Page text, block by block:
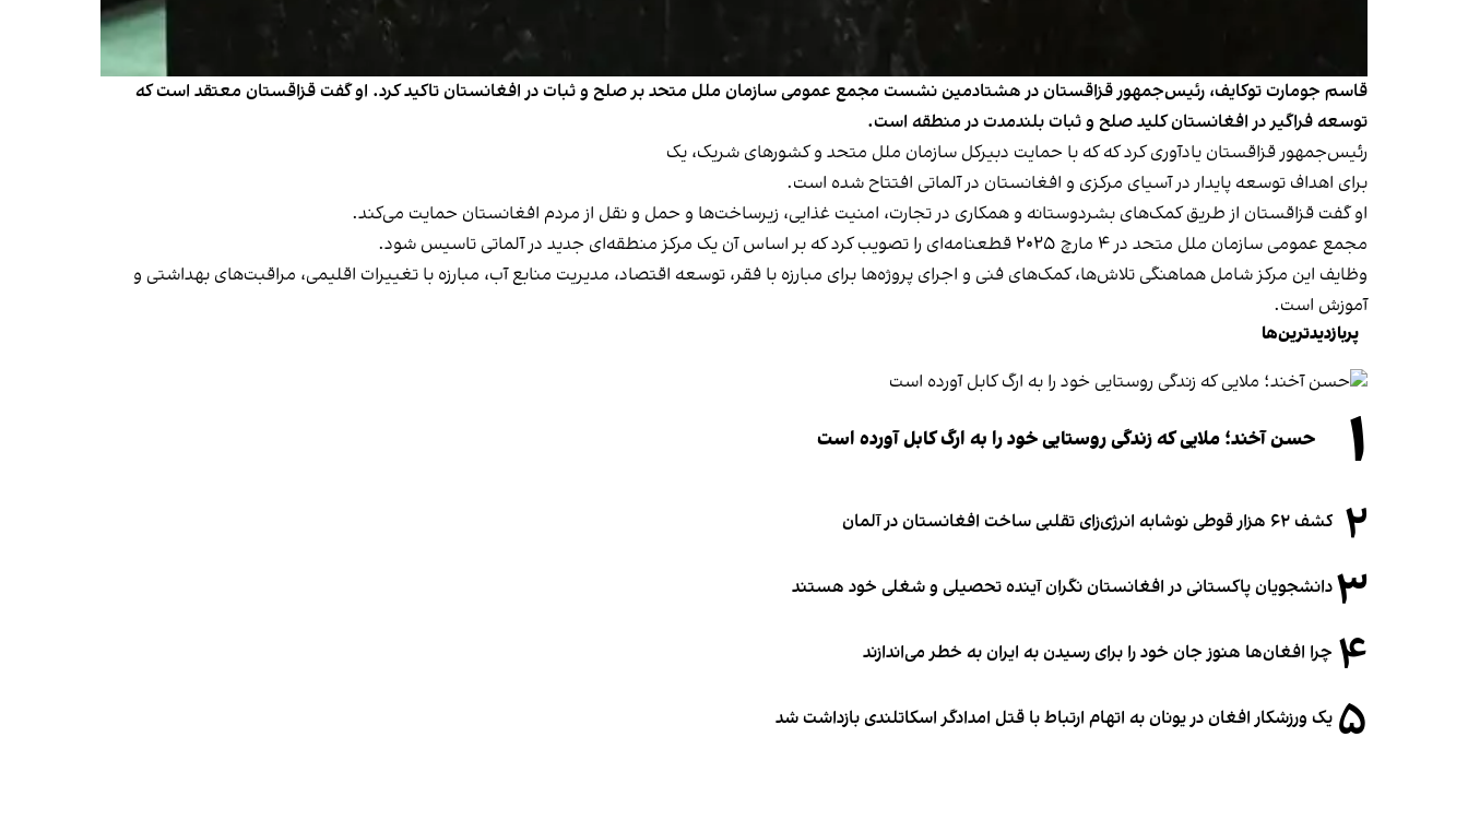
قاسم‌ جومارت توکایف، رئیس‌جمهور قزاقستان در هشتادمین نشست مجمع عمومی سازمان ملل متحد بر صلح و ثبات در افغانستان تاکید کرد. او گفت قزاقستان معتقد است که
توسعه فراگیر در افغانستان کلید صلح و ثبات بلندمدت در منطقه است.
رئیس‌جمهور قزاقستان یادآوری کرد که که با حمایت دبیرکل سازمان ملل متحد و کشورهای شریک، یک
برای اهداف توسعه پایدار در آسیای مرکزی و افغانستان در آلماتی افتتاح شده است.
او گفت قزاقستان از طریق کمک‌های بشردوستانه و همکاری در تجارت، امنیت غذایی، زیرساخت‌ها و حمل و نقل از مردم افغانستان حمایت می‌کند.
مجمع عمومی سازمان ملل متحد در ۴ مارچ ۲۰۲۵ قطعنامه‌ای را تصویب کرد که بر اساس آن یک مرکز منطقه‌ای جدید در آلماتی تاسیس شود.
وظایف این مرکز شامل هماهنگی تلاش‌ها، کمک‌های فنی و اجرای پروژه‌ها برای مبارزه با فقر، توسعه اقتصاد، مدیریت منابع آب، مبارزه با تغییرات اقلیمی، مراقبت‌های بهداشتی و
آموزش است.
پربازدیدترین‌ها
۱ حسن آخند؛ ملایی که زندگی روستایی خود را به ارگ کابل آورده است
۲ کشف ۶۲ هزار قوطی نوشابه انرژی‌زای تقلبی ساخت افغانستان در آلمان
۳دانشجویان پاکستانی در افغانستان نگران آینده تحصیلی و شغلی خود هستند
۴ چرا افغان‌ها هنوز جان خود را برای رسیدن به ایران به خطر می‌اندازند
۵ یک ورزشکار افغان در یونان به اتهام ارتباط با قتل امدادگر اسکاتلندی بازداشت شد